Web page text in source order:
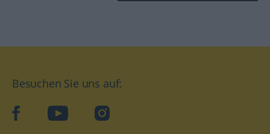
Besuchen Sie uns auf:
facebookYouTube Instagram